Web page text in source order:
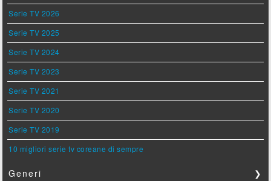
Serie TV 2026
Serie TV 2025
Serie TV 2024
Serie TV 2023
Serie TV 2021
Serie TV 2020
Serie TV 2019
10 migliori serie tv coreane di sempre
Generi ❯